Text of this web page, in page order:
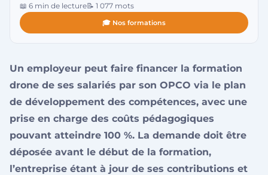
📖 6 min de lecture📝 1 077 mots
🎓 Nos formations
Un employeur peut faire financer la formation
drone de ses salariés par son OPCO via le plan
de développement des compétences, avec une
prise en charge des coûts pédagogiques
pouvant atteindre 100 %. La demande doit être
déposée avant le début de la formation,
l’entreprise étant à jour de ses contributions et